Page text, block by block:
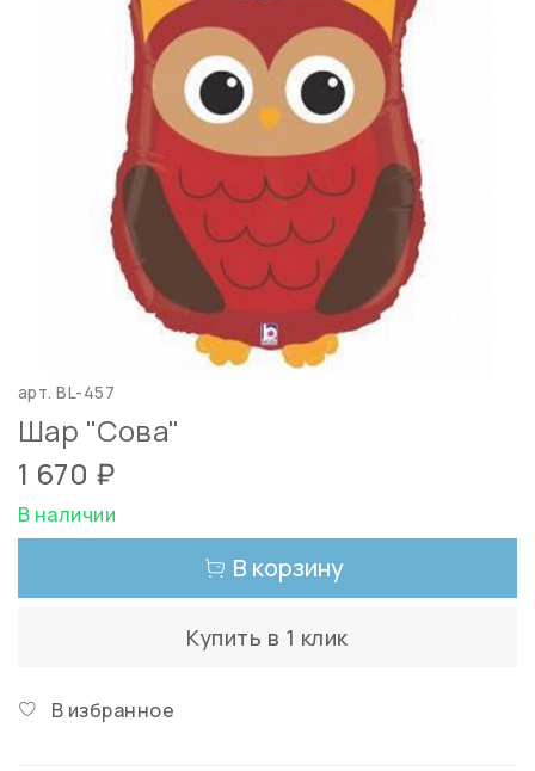
арт.BL-457
Шар "Сова"
1 670 ₽
В наличии
В корзину
Купить в 1 клик
В избранное